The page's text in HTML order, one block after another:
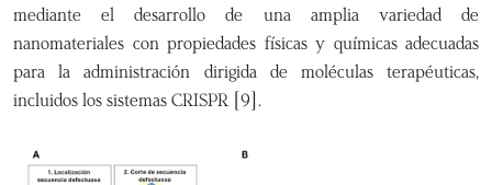
mediante el desarrollo de una amplia variedad de
nanomateriales con propiedades físicas y químicas adecuadas
para la administración dirigida de moléculas terapéuticas,
incluidos los sistemas CRISPR [9].